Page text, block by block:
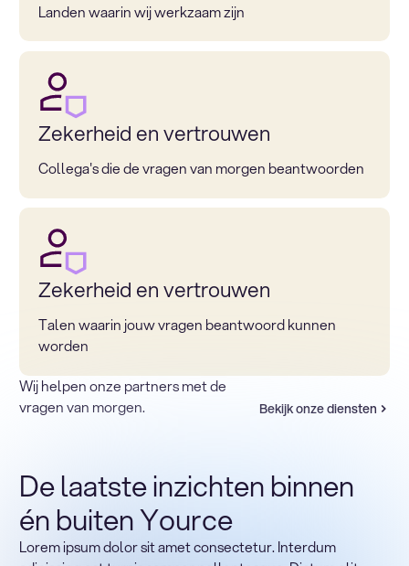
Landen waarin wij werkzaam zijn
Zekerheid en vertrouwen
Collega's die de vragen van morgen beantwoorden
Zekerheid en vertrouwen
Talen waarin jouw vragen beantwoord kunnen
worden
Wij helpen onze partners met de
vragen van morgen.
Bekijk onze diensten
Terug naar sectoren
De laatste inzichten binnen
én buiten Yource
Lorem ipsum dolor sit amet consectetur. Interdum